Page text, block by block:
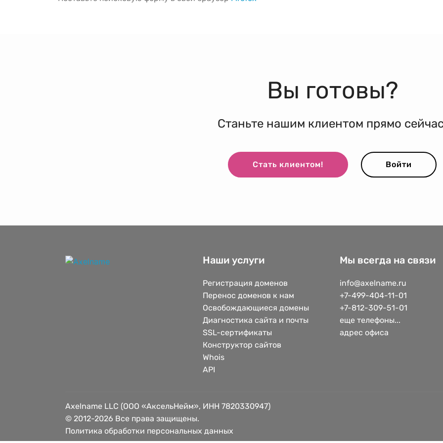
Вы готовы?
Станьте нашим клиентом прямо
Стать клиентом! Войти
Наши услуги
Регистрация доменов
Перенос доменов к нам
Освобождающиеся домены
Диагностика сайта и почты
SSL-сертификаты
Конструктор сайтов
Whois
API
Мы всегда на связи
info@axelname.ru
+7-499-404-11-01
+7-812-309-51-01
еще телефоны...
адрес офиса
Axelname LLC (ООО «АксельНейм», ИНН 7820330947)
© 2012-2026 Все права защищены.
Политика обработки персональных данных